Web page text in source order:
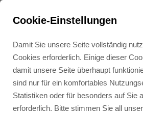
Praktikantin
(M/W/D)
Franz jagt im komplett
Cookie-Einstellungen
Damit Sie unsere Seite vollständig
Cookies erforderlich. Einige dieser
damit unsere Seite überhaupt
sind nur für ein komfortables
Statistiken oder für besonders auf Sie
erforderlich. Bitte stimmen Sie all